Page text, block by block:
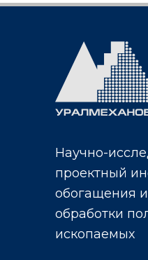
Научно-
проектный
обогащения
обработки
ископаемых